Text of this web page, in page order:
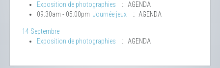
Exposition de photographies
:: AGENDA
09:30am - 05:00pm Journée jeux :: AGENDA
14 Septembre
Exposition de photographies
:: AGENDA